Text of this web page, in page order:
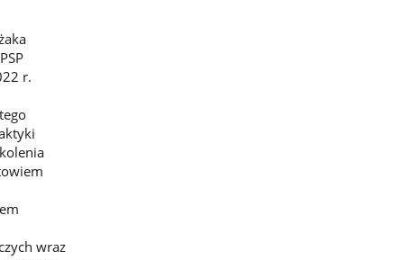
r.
wraz